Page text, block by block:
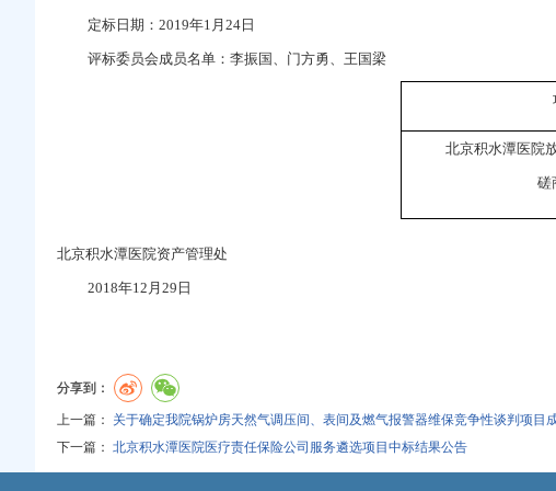
定标日期：2019年1月24日
评标委员会成员名单：李振国、门方勇、王国梁
北京积水潭医院
磋
北京积水潭医院资产管理处
2018年12月29日
分享到：
上一篇：
关于确定我院锅炉房天然气调压间、表间及燃气报警器维保竞争性谈判项目
下一篇： 北京积水潭医院医疗责任保险公司服务遴选项目中标结果公告